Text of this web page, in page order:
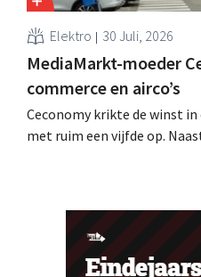
Elektro 30 Juli, 2026
MediaMarkt-moeder
commerce en airco’s
Ceconomy krikte de winst
met ruim een vijfde op.